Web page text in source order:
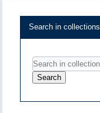
Search in collections